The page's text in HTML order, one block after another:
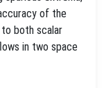
of the
both scalar
in two space